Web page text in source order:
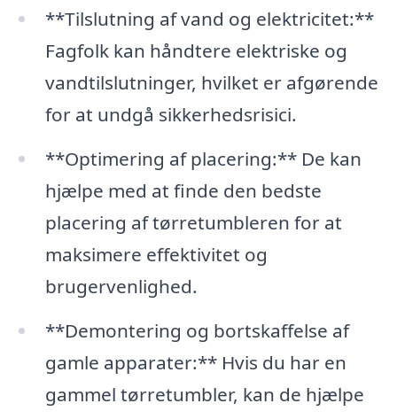
**Tilslutning af vand og elektricitet:**
Fagfolk kan håndtere elektriske og
vandtilslutninger, hvilket er afgørende
for at undgå sikkerhedsrisici.
**Optimering af placering:** De kan
hjælpe med at finde den bedste
placering af tørretumbleren for at
maksimere effektivitet og
brugervenlighed.
**Demontering og bortskaffelse af
gamle apparater:** Hvis du har en
gammel tørretumbler, kan de hjælpe